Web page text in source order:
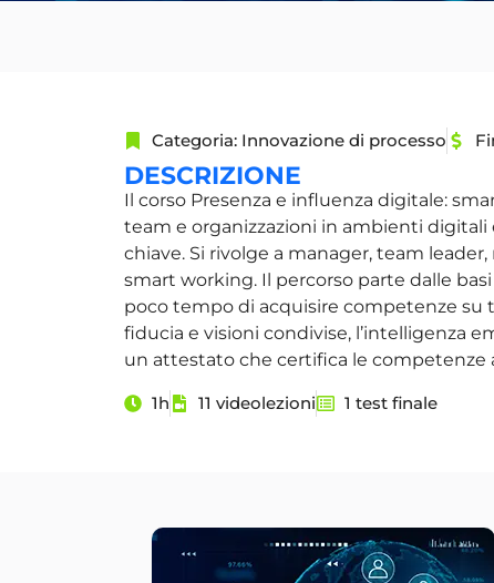
Categoria: Innovazione di processo
DESCRIZIONE
Il corso Presenza e influenza digitale:
team e organizzazioni in ambienti
chiave. Si rivolge a manager, team
smart working. Il percorso parte dalle
poco tempo di acquisire competenze su
fiducia e visioni condivise, l’intelligenza
un attestato che certifica le competenze
1h 11 videolezioni 1 test finale